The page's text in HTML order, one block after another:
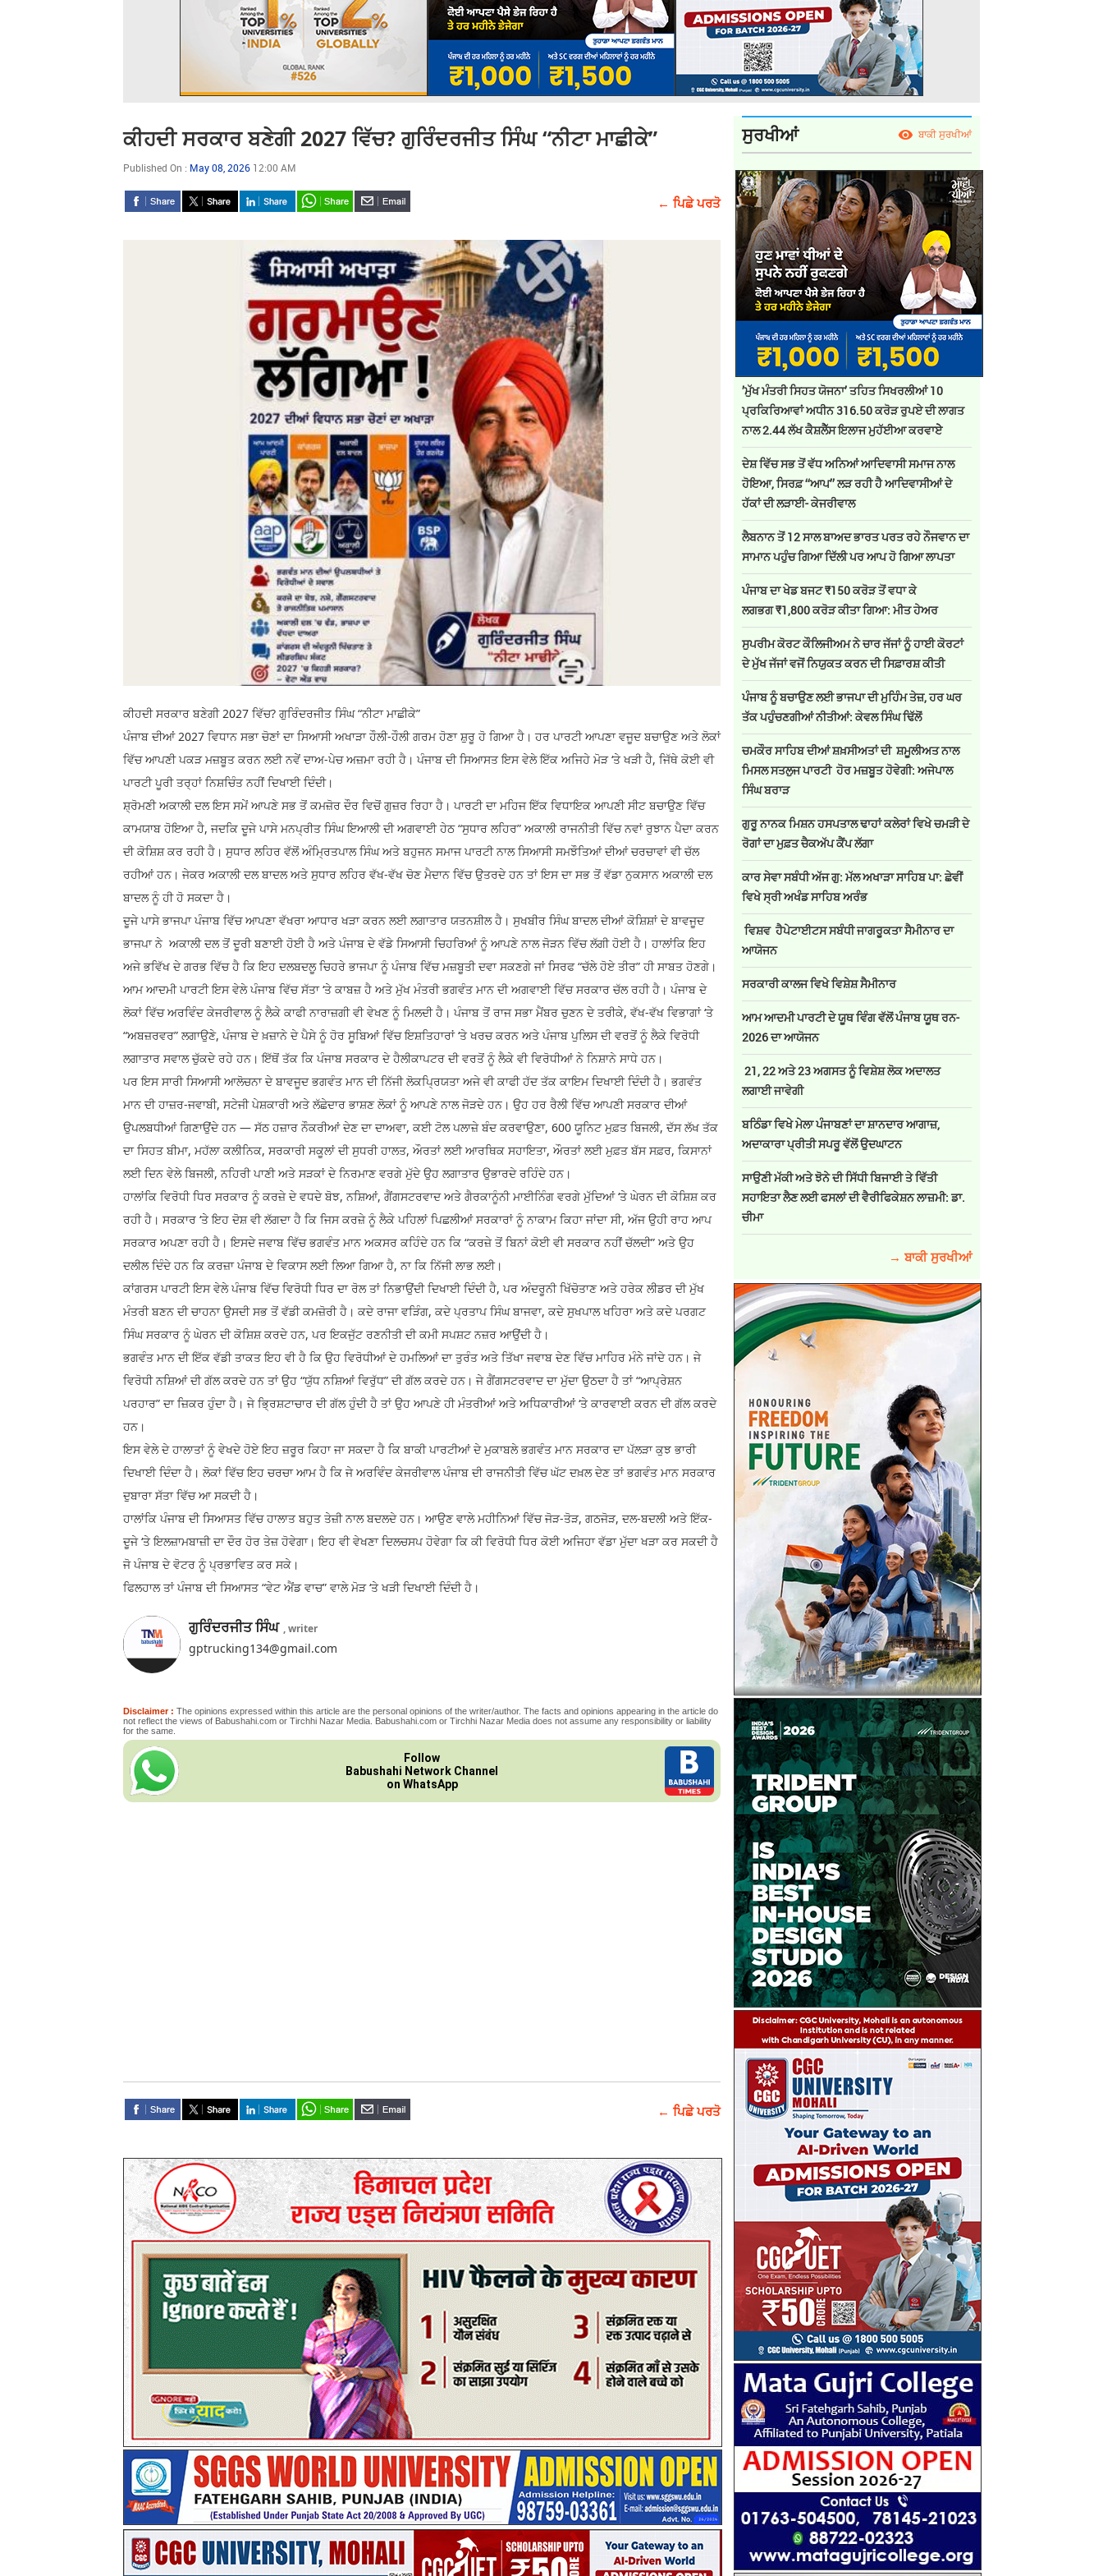
ਕੀਹਦੀ ਸਰਕਾਰ ਬਣੇਗੀ 2027 ਵਿੱਚ? ਗੁਰਿੰਦਰਜੀਤ ਸਿੰਘ “ਨੀਟਾ ਮਾਛੀਕੇ”
Published On : May 08, 2026 12:00 AM
← ਪਿਛੇ ਪਰਤੋ
ਕੀਹਦੀ ਸਰਕਾਰ ਬਣੇਗੀ 2027 ਵਿੱਚ? ਗੁਰਿੰਦਰਜੀਤ ਸਿੰਘ “ਨੀਟਾ ਮਾਛੀਕੇ”
ਪੰਜਾਬ ਦੀਆਂ 2027 ਵਿਧਾਨ ਸਭਾ ਚੋਣਾਂ ਦਾ ਸਿਆਸੀ ਅਖਾੜਾ ਹੌਲੀ-ਹੌਲੀ ਗਰਮ ਹੋਣਾ ਸ਼ੁਰੂ ਹੋ ਗਿਆ ਹੈ। ਹਰ ਪਾਰਟੀ ਆਪਣਾ ਵਜੂਦ ਬਚਾਉਣ ਅਤੇ ਲੋਕਾਂ
ਵਿੱਚ ਆਪਣੀ ਪਕੜ ਮਜ਼ਬੂਤ ਕਰਨ ਲਈ ਨਵੇਂ ਦਾਅ-ਪੇਚ ਅਜ਼ਮਾ ਰਹੀ ਹੈ। ਪੰਜਾਬ ਦੀ ਸਿਆਸਤ ਇਸ ਵੇਲੇ ਇੱਕ ਅਜਿਹੇ ਮੋੜ ‘ਤੇ ਖੜੀ ਹੈ, ਜਿੱਥੇ ਕੋਈ ਵੀ
ਪਾਰਟੀ ਪੂਰੀ ਤਰ੍ਹਾਂ ਨਿਸ਼ਚਿੰਤ ਨਹੀਂ ਦਿਖਾਈ ਦਿੰਦੀ।
ਸ਼੍ਰੋਮਣੀ ਅਕਾਲੀ ਦਲ ਇਸ ਸਮੇਂ ਆਪਣੇ ਸਭ ਤੋਂ ਕਮਜ਼ੋਰ ਦੌਰ ਵਿਚੋਂ ਗੁਜ਼ਰ ਰਿਹਾ ਹੈ। ਪਾਰਟੀ ਦਾ ਮਹਿਜ ਇੱਕ ਵਿਧਾਇਕ ਆਪਣੀ ਸੀਟ ਬਚਾਉਣ ਵਿੱਚ
ਕਾਮਯਾਬ ਹੋਇਆ ਹੈ, ਜਦਕਿ ਦੂਜੇ ਪਾਸੇ ਮਨਪ੍ਰੀਤ ਸਿੰਘ ਇਆਲੀ ਦੀ ਅਗਵਾਈ ਹੇਠ “ਸੁਧਾਰ ਲਹਿਰ” ਅਕਾਲੀ ਰਾਜਨੀਤੀ ਵਿੱਚ ਨਵਾਂ ਰੁਝਾਨ ਪੈਦਾ ਕਰਨ
ਦੀ ਕੋਸ਼ਿਸ਼ ਕਰ ਰਹੀ ਹੈ। ਸੁਧਾਰ ਲਹਿਰ ਵੱਲੋਂ ਅੰਮ੍ਰਿਤਪਾਲ ਸਿੰਘ ਅਤੇ ਬਹੁਜਨ ਸਮਾਜ ਪਾਰਟੀ ਨਾਲ ਸਿਆਸੀ ਸਮਝੌਤਿਆਂ ਦੀਆਂ ਚਰਚਾਵਾਂ ਵੀ ਚੱਲ
ਰਹੀਆਂ ਹਨ। ਜੇਕਰ ਅਕਾਲੀ ਦਲ ਬਾਦਲ ਅਤੇ ਸੁਧਾਰ ਲਹਿਰ ਵੱਖ-ਵੱਖ ਚੋਣ ਮੈਦਾਨ ਵਿੱਚ ਉਤਰਦੇ ਹਨ ਤਾਂ ਇਸ ਦਾ ਸਭ ਤੋਂ ਵੱਡਾ ਨੁਕਸਾਨ ਅਕਾਲੀ ਦਲ
ਬਾਦਲ ਨੂੰ ਹੀ ਹੋ ਸਕਦਾ ਹੈ।
ਦੂਜੇ ਪਾਸੇ ਭਾਜਪਾ ਪੰਜਾਬ ਵਿੱਚ ਆਪਣਾ ਵੱਖਰਾ ਆਧਾਰ ਖੜਾ ਕਰਨ ਲਈ ਲਗਾਤਾਰ ਯਤਨਸ਼ੀਲ ਹੈ। ਸੁਖਬੀਰ ਸਿੰਘ ਬਾਦਲ ਦੀਆਂ ਕੋਸ਼ਿਸ਼ਾਂ ਦੇ ਬਾਵਜੂਦ
ਭਾਜਪਾ ਨੇ ਅਕਾਲੀ ਦਲ ਤੋਂ ਦੂਰੀ ਬਣਾਈ ਹੋਈ ਹੈ ਅਤੇ ਪੰਜਾਬ ਦੇ ਵੱਡੇ ਸਿਆਸੀ ਚਿਹਰਿਆਂ ਨੂੰ ਆਪਣੇ ਨਾਲ ਜੋੜਨ ਵਿੱਚ ਲੱਗੀ ਹੋਈ ਹੈ। ਹਾਲਾਂਕਿ ਇਹ
ਅਜੇ ਭਵਿੱਖ ਦੇ ਗਰਭ ਵਿੱਚ ਹੈ ਕਿ ਇਹ ਦਲਬਦਲੂ ਚਿਹਰੇ ਭਾਜਪਾ ਨੂੰ ਪੰਜਾਬ ਵਿੱਚ ਮਜ਼ਬੂਤੀ ਦਵਾ ਸਕਣਗੇ ਜਾਂ ਸਿਰਫ “ਚੱਲੇ ਹੋਏ ਤੀਰ” ਹੀ ਸਾਬਤ ਹੋਣਗੇ।
ਆਮ ਆਦਮੀ ਪਾਰਟੀ ਇਸ ਵੇਲੇ ਪੰਜਾਬ ਵਿੱਚ ਸੱਤਾ ‘ਤੇ ਕਾਬਜ਼ ਹੈ ਅਤੇ ਮੁੱਖ ਮੰਤਰੀ ਭਗਵੰਤ ਮਾਨ ਦੀ ਅਗਵਾਈ ਵਿੱਚ ਸਰਕਾਰ ਚੱਲ ਰਹੀ ਹੈ। ਪੰਜਾਬ ਦੇ
ਲੋਕਾਂ ਵਿੱਚ ਅਰਵਿੰਦ ਕੇਜਰੀਵਾਲ ਨੂੰ ਲੈਕੇ ਕਾਫੀ ਨਾਰਾਜ਼ਗੀ ਵੀ ਵੇਖਣ ਨੂੰ ਮਿਲਦੀ ਹੈ। ਪੰਜਾਬ ਤੋਂ ਰਾਜ ਸਭਾ ਮੈਂਬਰ ਚੁਣਨ ਦੇ ਤਰੀਕੇ, ਵੱਖ-ਵੱਖ ਵਿਭਾਗਾਂ ‘ਤੇ
“ਅਬਜ਼ਰਵਰ” ਲਗਾਉਣੇ, ਪੰਜਾਬ ਦੇ ਖ਼ਜ਼ਾਨੇ ਦੇ ਪੈਸੇ ਨੂੰ ਹੋਰ ਸੂਬਿਆਂ ਵਿੱਚ ਇਸ਼ਤਿਹਾਰਾਂ ‘ਤੇ ਖਰਚ ਕਰਨ ਅਤੇ ਪੰਜਾਬ ਪੁਲਿਸ ਦੀ ਵਰਤੋਂ ਨੂੰ ਲੈਕੇ ਵਿਰੋਧੀ
ਲਗਾਤਾਰ ਸਵਾਲ ਚੁੱਕਦੇ ਰਹੇ ਹਨ। ਇੱਥੋਂ ਤੱਕ ਕਿ ਪੰਜਾਬ ਸਰਕਾਰ ਦੇ ਹੈਲੀਕਾਪਟਰ ਦੀ ਵਰਤੋਂ ਨੂੰ ਲੈਕੇ ਵੀ ਵਿਰੋਧੀਆਂ ਨੇ ਨਿਸ਼ਾਨੇ ਸਾਧੇ ਹਨ।
ਪਰ ਇਸ ਸਾਰੀ ਸਿਆਸੀ ਆਲੋਚਨਾ ਦੇ ਬਾਵਜੂਦ ਭਗਵੰਤ ਮਾਨ ਦੀ ਨਿੱਜੀ ਲੋਕਪ੍ਰਿਯਤਾ ਅਜੇ ਵੀ ਕਾਫੀ ਹੱਦ ਤੱਕ ਕਾਇਮ ਦਿਖਾਈ ਦਿੰਦੀ ਹੈ। ਭਗਵੰਤ
ਮਾਨ ਦੀ ਹਾਜ਼ਰ-ਜਵਾਬੀ, ਸਟੇਜੀ ਪੇਸ਼ਕਾਰੀ ਅਤੇ ਲੱਛੇਦਾਰ ਭਾਸ਼ਣ ਲੋਕਾਂ ਨੂੰ ਆਪਣੇ ਨਾਲ ਜੋੜਦੇ ਹਨ। ਉਹ ਹਰ ਰੈਲੀ ਵਿੱਚ ਆਪਣੀ ਸਰਕਾਰ ਦੀਆਂ
ਉਪਲਬਧੀਆਂ ਗਿਣਾਉਂਦੇ ਹਨ — ਸੱਠ ਹਜ਼ਾਰ ਨੌਕਰੀਆਂ ਦੇਣ ਦਾ ਦਾਅਵਾ, ਕਈ ਟੋਲ ਪਲਾਜ਼ੇ ਬੰਦ ਕਰਵਾਉਣਾ, 600 ਯੂਨਿਟ ਮੁਫ਼ਤ ਬਿਜਲੀ, ਦੱਸ ਲੱਖ ਤੱਕ
ਦਾ ਸਿਹਤ ਬੀਮਾ, ਮਹੱਲਾ ਕਲੀਨਿਕ, ਸਰਕਾਰੀ ਸਕੂਲਾਂ ਦੀ ਸੁਧਰੀ ਹਾਲਤ, ਔਰਤਾਂ ਲਈ ਆਰਥਿਕ ਸਹਾਇਤਾ, ਔਰਤਾਂ ਲਈ ਮੁਫ਼ਤ ਬੱਸ ਸਫ਼ਰ, ਕਿਸਾਨਾਂ
ਲਈ ਦਿਨ ਵੇਲੇ ਬਿਜਲੀ, ਨਹਿਰੀ ਪਾਣੀ ਅਤੇ ਸੜਕਾਂ ਦੇ ਨਿਰਮਾਣ ਵਰਗੇ ਮੁੱਦੇ ਉਹ ਲਗਾਤਾਰ ਉਭਾਰਦੇ ਰਹਿੰਦੇ ਹਨ।
ਹਾਲਾਂਕਿ ਵਿਰੋਧੀ ਧਿਰ ਸਰਕਾਰ ਨੂੰ ਕਰਜ਼ੇ ਦੇ ਵਧਦੇ ਬੋਝ, ਨਸ਼ਿਆਂ, ਗੈਂਗਸਟਰਵਾਦ ਅਤੇ ਗੈਰਕਾਨੂੰਨੀ ਮਾਈਨਿੰਗ ਵਰਗੇ ਮੁੱਦਿਆਂ ‘ਤੇ ਘੇਰਨ ਦੀ ਕੋਸ਼ਿਸ਼ ਕਰ
ਰਹੀ ਹੈ। ਸਰਕਾਰ ‘ਤੇ ਇਹ ਦੋਸ਼ ਵੀ ਲੱਗਦਾ ਹੈ ਕਿ ਜਿਸ ਕਰਜ਼ੇ ਨੂੰ ਲੈਕੇ ਪਹਿਲਾਂ ਪਿਛਲੀਆਂ ਸਰਕਾਰਾਂ ਨੂੰ ਨਾਕਾਮ ਕਿਹਾ ਜਾਂਦਾ ਸੀ, ਅੱਜ ਉਹੀ ਰਾਹ ਆਪ
ਸਰਕਾਰ ਅਪਣਾ ਰਹੀ ਹੈ। ਇਸਦੇ ਜਵਾਬ ਵਿੱਚ ਭਗਵੰਤ ਮਾਨ ਅਕਸਰ ਕਹਿੰਦੇ ਹਨ ਕਿ “ਕਰਜ਼ੇ ਤੋਂ ਬਿਨਾਂ ਕੋਈ ਵੀ ਸਰਕਾਰ ਨਹੀਂ ਚੱਲਦੀ” ਅਤੇ ਉਹ
ਦਲੀਲ ਦਿੰਦੇ ਹਨ ਕਿ ਕਰਜ਼ਾ ਪੰਜਾਬ ਦੇ ਵਿਕਾਸ ਲਈ ਲਿਆ ਗਿਆ ਹੈ, ਨਾ ਕਿ ਨਿੱਜੀ ਲਾਭ ਲਈ।
ਕਾਂਗਰਸ ਪਾਰਟੀ ਇਸ ਵੇਲੇ ਪੰਜਾਬ ਵਿੱਚ ਵਿਰੋਧੀ ਧਿਰ ਦਾ ਰੋਲ ਤਾਂ ਨਿਭਾਉਂਦੀ ਦਿਖਾਈ ਦਿੰਦੀ ਹੈ, ਪਰ ਅੰਦਰੂਨੀ ਖਿੱਚੋਤਾਣ ਅਤੇ ਹਰੇਕ ਲੀਡਰ ਦੀ ਮੁੱਖ
ਮੰਤਰੀ ਬਣਨ ਦੀ ਚਾਹਨਾ ਉਸਦੀ ਸਭ ਤੋਂ ਵੱਡੀ ਕਮਜ਼ੋਰੀ ਹੈ। ਕਦੇ ਰਾਜਾ ਵੜਿੰਗ, ਕਦੇ ਪ੍ਰਤਾਪ ਸਿੰਘ ਬਾਜਵਾ, ਕਦੇ ਸੁਖਪਾਲ ਖਹਿਰਾ ਅਤੇ ਕਦੇ ਪਰਗਟ
ਸਿੰਘ ਸਰਕਾਰ ਨੂੰ ਘੇਰਨ ਦੀ ਕੋਸ਼ਿਸ਼ ਕਰਦੇ ਹਨ, ਪਰ ਇਕਜੁੱਟ ਰਣਨੀਤੀ ਦੀ ਕਮੀ ਸਪਸ਼ਟ ਨਜ਼ਰ ਆਉਂਦੀ ਹੈ।
ਭਗਵੰਤ ਮਾਨ ਦੀ ਇੱਕ ਵੱਡੀ ਤਾਕਤ ਇਹ ਵੀ ਹੈ ਕਿ ਉਹ ਵਿਰੋਧੀਆਂ ਦੇ ਹਮਲਿਆਂ ਦਾ ਤੁਰੰਤ ਅਤੇ ਤਿੱਖਾ ਜਵਾਬ ਦੇਣ ਵਿੱਚ ਮਾਹਿਰ ਮੰਨੇ ਜਾਂਦੇ ਹਨ। ਜੇ
ਵਿਰੋਧੀ ਨਸ਼ਿਆਂ ਦੀ ਗੱਲ ਕਰਦੇ ਹਨ ਤਾਂ ਉਹ “ਯੁੱਧ ਨਸ਼ਿਆਂ ਵਿਰੁੱਧ” ਦੀ ਗੱਲ ਕਰਦੇ ਹਨ। ਜੇ ਗੈਂਗਸਟਰਵਾਦ ਦਾ ਮੁੱਦਾ ਉਠਦਾ ਹੈ ਤਾਂ “ਆਪ੍ਰੇਸ਼ਨ
ਪਰਹਾਰ” ਦਾ ਜ਼ਿਕਰ ਹੁੰਦਾ ਹੈ। ਜੇ ਭ੍ਰਿਸ਼ਟਾਚਾਰ ਦੀ ਗੱਲ ਹੁੰਦੀ ਹੈ ਤਾਂ ਉਹ ਆਪਣੇ ਹੀ ਮੰਤਰੀਆਂ ਅਤੇ ਅਧਿਕਾਰੀਆਂ ‘ਤੇ ਕਾਰਵਾਈ ਕਰਨ ਦੀ ਗੱਲ ਕਰਦੇ
ਹਨ।
ਇਸ ਵੇਲੇ ਦੇ ਹਾਲਾਤਾਂ ਨੂੰ ਵੇਖਦੇ ਹੋਏ ਇਹ ਜ਼ਰੂਰ ਕਿਹਾ ਜਾ ਸਕਦਾ ਹੈ ਕਿ ਬਾਕੀ ਪਾਰਟੀਆਂ ਦੇ ਮੁਕਾਬਲੇ ਭਗਵੰਤ ਮਾਨ ਸਰਕਾਰ ਦਾ ਪੱਲੜਾ ਕੁਝ ਭਾਰੀ
ਦਿਖਾਈ ਦਿੰਦਾ ਹੈ। ਲੋਕਾਂ ਵਿੱਚ ਇਹ ਚਰਚਾ ਆਮ ਹੈ ਕਿ ਜੇ ਅਰਵਿੰਦ ਕੇਜਰੀਵਾਲ ਪੰਜਾਬ ਦੀ ਰਾਜਨੀਤੀ ਵਿੱਚ ਘੱਟ ਦਖ਼ਲ ਦੇਣ ਤਾਂ ਭਗਵੰਤ ਮਾਨ ਸਰਕਾਰ
ਦੁਬਾਰਾ ਸੱਤਾ ਵਿੱਚ ਆ ਸਕਦੀ ਹੈ।
ਹਾਲਾਂਕਿ ਪੰਜਾਬ ਦੀ ਸਿਆਸਤ ਵਿੱਚ ਹਾਲਾਤ ਬਹੁਤ ਤੇਜ਼ੀ ਨਾਲ ਬਦਲਦੇ ਹਨ। ਆਉਣ ਵਾਲੇ ਮਹੀਨਿਆਂ ਵਿੱਚ ਜੋੜ-ਤੋੜ, ਗਠਜੋੜ, ਦਲ-ਬਦਲੀ ਅਤੇ ਇੱਕ-
ਦੂਜੇ ‘ਤੇ ਇਲਜ਼ਾਮਬਾਜ਼ੀ ਦਾ ਦੌਰ ਹੋਰ ਤੇਜ਼ ਹੋਵੇਗਾ। ਇਹ ਵੀ ਵੇਖਣਾ ਦਿਲਚਸਪ ਹੋਵੇਗਾ ਕਿ ਕੀ ਵਿਰੋਧੀ ਧਿਰ ਕੋਈ ਅਜਿਹਾ ਵੱਡਾ ਮੁੱਦਾ ਖੜਾ ਕਰ ਸਕਦੀ ਹੈ
ਜੋ ਪੰਜਾਬ ਦੇ ਵੋਟਰ ਨੂੰ ਪ੍ਰਭਾਵਿਤ ਕਰ ਸਕੇ।
ਫਿਲਹਾਲ ਤਾਂ ਪੰਜਾਬ ਦੀ ਸਿਆਸਤ “ਵੇਟ ਐਂਡ ਵਾਚ” ਵਾਲੇ ਮੋੜ ‘ਤੇ ਖੜੀ ਦਿਖਾਈ ਦਿੰਦੀ ਹੈ।
ਗੁਰਿੰਦਰਜੀਤ ਸਿੰਘ , writer
gptrucking134@gmail.com
Disclaimer : The opinions expressed within this article are the personal opinions of the writer/author. The facts and opinions appearing in the article do
not reflect the views of Babushahi.com or Tirchhi Nazar Media. Babushahi.com or Tirchhi Nazar Media does not assume any responsibility or liability
for the same.
Follow
Babushahi Network Channel
on WhatsApp
← ਪਿਛੇ ਪਰਤੋ
ਸੁਰਖੀਆਂ ਬਾਕੀ ਸੁਰਖੀਆਂ
’ਮੁੱਖ ਮੰਤਰੀ ਸਿਹਤ ਯੋਜਨਾ’ ਤਹਿਤ ਸਿਖਰਲੀਆਂ 10
ਪ੍ਰਕਿਰਿਆਵਾਂ ਅਧੀਨ 316.50 ਕਰੋੜ ਰੁਪਏ ਦੀ ਲਾਗਤ
ਨਾਲ 2.44 ਲੱਖ ਕੈਸ਼ਲੈੱਸ ਇਲਾਜ ਮੁਹੱਈਆ ਕਰਵਾਏੇ
ਦੇਸ਼ ਵਿੱਚ ਸਭ ਤੋਂ ਵੱਧ ਅਨਿਆਂ ਆਦਿਵਾਸੀ ਸਮਾਜ ਨਾਲ
ਹੋਇਆ, ਸਿਰਫ਼ ‘‘ਆਪ’’ ਲੜ ਰਹੀ ਹੈ ਆਦਿਵਾਸੀਆਂ ਦੇ
ਹੱਕਾਂ ਦੀ ਲੜਾਈ- ਕੇਜਰੀਵਾਲ
ਲੈਬਨਾਨ ਤੋਂ 12 ਸਾਲ ਬਾਅਦ ਭਾਰਤ ਪਰਤ ਰਹੇ ਨੌਜਵਾਨ ਦਾ
ਸਾਮਾਨ ਪਹੁੰਚ ਗਿਆ ਦਿੱਲੀ ਪਰ ਆਪ ਹੋ ਗਿਆ ਲਾਪਤਾ
ਪੰਜਾਬ ਦਾ ਖੇਡ ਬਜਟ ₹150 ਕਰੋੜ ਤੋਂ ਵਧਾ ਕੇ
ਲਗਭਗ ₹1,800 ਕਰੋੜ ਕੀਤਾ ਗਿਆ: ਮੀਤ ਹੇਅਰ
ਸੁਪਰੀਮ ਕੋਰਟ ਕੌਲਿਜੀਅਮ ਨੇ ਚਾਰ ਜੱਜਾਂ ਨੂੰ ਹਾਈ ਕੋਰਟਾਂ
ਦੇ ਮੁੱਖ ਜੱਜਾਂ ਵਜੋਂ ਨਿਯੁਕਤ ਕਰਨ ਦੀ ਸਿਫ਼ਾਰਸ਼ ਕੀਤੀ
ਪੰਜਾਬ ਨੂੰ ਬਚਾਉਣ ਲਈ ਭਾਜਪਾ ਦੀ ਮੁਹਿੰਮ ਤੇਜ਼, ਹਰ ਘਰ
ਤੱਕ ਪਹੁੰਚਣਗੀਆਂ ਨੀਤੀਆਂ: ਕੇਵਲ ਸਿੰਘ ਢਿੱਲੋਂ
ਚਮਕੌਰ ਸਾਹਿਬ ਦੀਆਂ ਸ਼ਖ਼ਸੀਅਤਾਂ ਦੀ ਸ਼ਮੂਲੀਅਤ ਨਾਲ
ਮਿਸਲ ਸਤਲੁਜ ਪਾਰਟੀ ਹੋਰ ਮਜ਼ਬੂਤ ਹੋਵੇਗੀ: ਅਜੇਪਾਲ
ਸਿੰਘ ਬਰਾੜ
ਗੁਰੂ ਨਾਨਕ ਮਿਸ਼ਨ ਹਸਪਤਾਲ ਢਾਹਾਂ ਕਲੇਰਾਂ ਵਿਖੇ ਚਮੜੀ ਦੇ
ਰੋਗਾਂ ਦਾ ਮੁਫ਼ਤ ਚੈਕਅੱਪ ਕੈਂਪ ਲੱਗਾ
ਕਾਰ ਸੇਵਾ ਸਬੰਧੀ ਅੱਜ ਗੁ: ਮੱਲ ਅਖਾੜਾ ਸਾਹਿਬ ਪਾ: ਛੇਵੀਂ
ਵਿਖੇ ਸ੍ਰੀ ਅਖੰਡ ਸਾਹਿਬ ਅਰੰਭ
ਵਿਸ਼ਵ ਹੈਪੇਟਾਈਟਸ ਸਬੰਧੀ ਜਾਗਰੂਕਤਾ ਸੈਮੀਨਾਰ ਦਾ
ਆਯੋਜਨ
ਸਰਕਾਰੀ ਕਾਲਜ ਵਿਖੇ ਵਿਸ਼ੇਸ਼ ਸੈਮੀਨਾਰ
ਆਮ ਆਦਮੀ ਪਾਰਟੀ ਦੇ ਯੂਥ ਵਿੰਗ ਵੱਲੋਂ ਪੰਜਾਬ ਯੂਥ ਰਨ-
2026 ਦਾ ਆਯੋਜਨ
21, 22 ਅਤੇ 23 ਅਗਸਤ ਨੂੰ ਵਿਸ਼ੇਸ਼ ਲੋਕ ਅਦਾਲਤ
ਲਗਾਈ ਜਾਵੇਗੀ
ਬਠਿੰਡਾ ਵਿਖੇ ਮੇਲਾ ਪੰਜਾਬਣਾਂ ਦਾ ਸ਼ਾਨਦਾਰ ਆਗਾਜ਼,
ਅਦਾਕਾਰਾ ਪ੍ਰੀਤੀ ਸਪਰੂ ਵੱਲੋਂ ਉਦਘਾਟਨ
ਸਾਉਣੀ ਮੱਕੀ ਅਤੇ ਝੋਨੇ ਦੀ ਸਿੱਧੀ ਬਿਜਾਈ ਤੇ ਵਿੱਤੀ
ਸਹਾਇਤਾ ਲੈਣ ਲਈ ਫਸਲਾਂ ਦੀ ਵੈਰੀਫਿਕੇਸ਼ਨ ਲਾਜ਼ਮੀ: ਡਾ.
ਚੀਮਾ
→ ਬਾਕੀ ਸੁਰਖੀਆਂ